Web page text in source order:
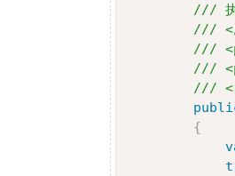
/// 执
/// </
///
///
///
{